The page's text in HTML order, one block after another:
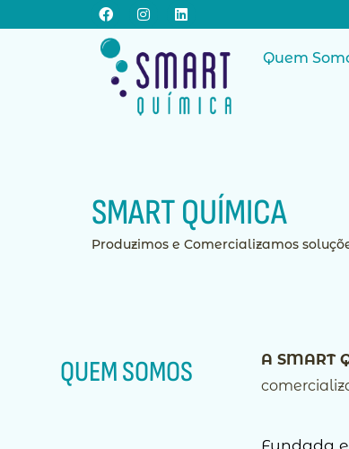
to
FacebookInstagram
Linkedin
Quem
SMART QUÍMICA
Produzimos e Comercializamos
QUEM SOMOS A SMART
Fundada